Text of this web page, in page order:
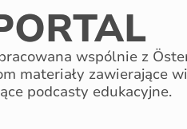
wspólnie z
materiały zawierające
podcasty edukacyjne.